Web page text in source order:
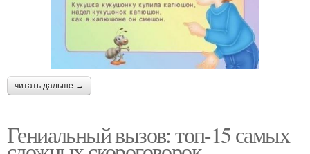
читать дальше →
Гениальный вызов: топ-15 самых